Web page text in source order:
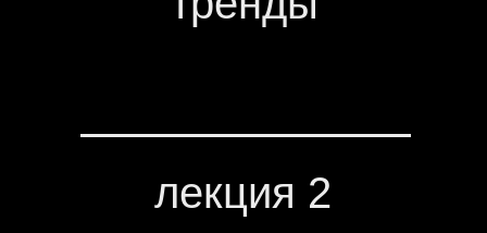
лекция 2